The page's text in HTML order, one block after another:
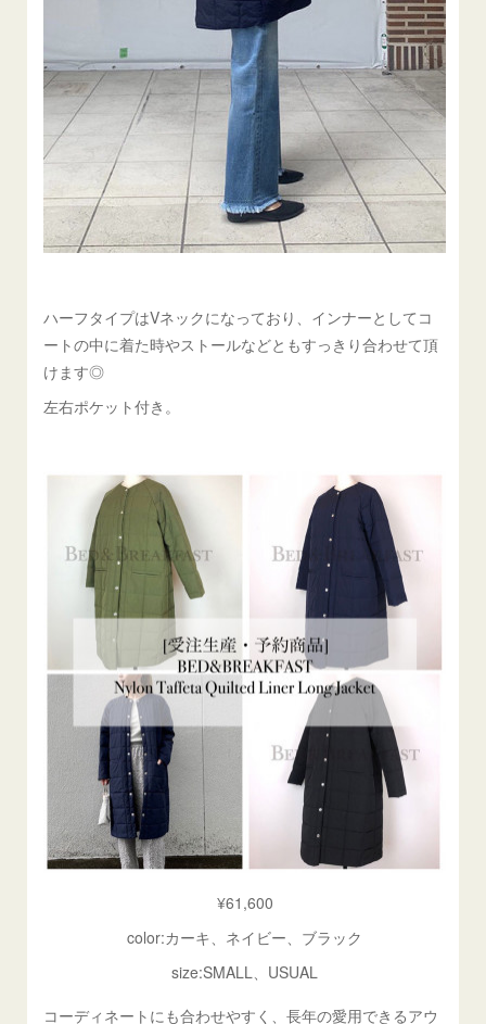
ハーフタイプはVネックになっており、インナーとしてコ
ートの中に着た時やストールなどともすっきり合わせて頂
けます◎
左右ポケット付き。
¥61,600
color:カーキ、ネイビー、ブラック
size:SMALL、USUAL
コーディネートにも合わせやすく、長年の愛用できるアウ